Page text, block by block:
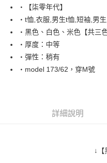
Apple Pay
街口支付
悠遊付
Google Pay
AFTEE先享後付是「在收到商品之
３．安心：先確認商品／服務後，再
‧【柒零年代】
‧t恤,衣服,男生t恤,短袖,男
‧黑色、白色、米色【共三色
‧厚度：中等
‧彈性：稍有
‧model 173/62，穿M號
詳細說明
↓【